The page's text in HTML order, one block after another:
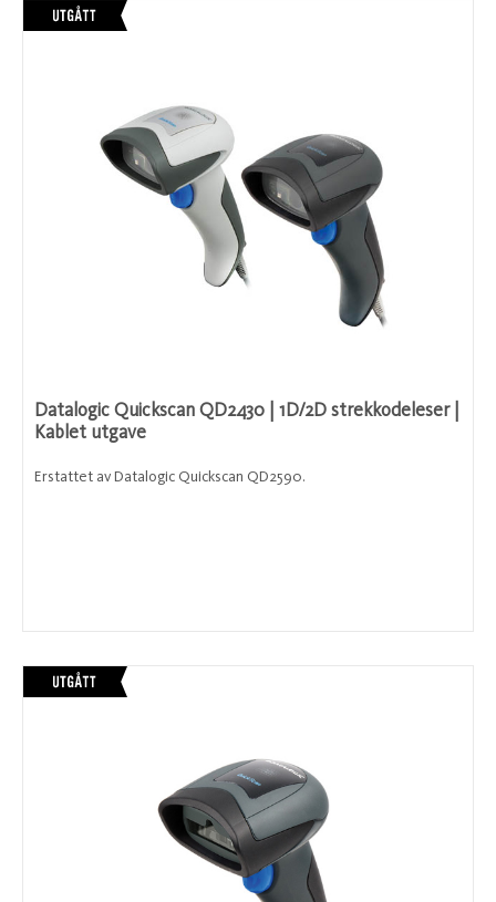
Datalogic Quickscan QD2430 | 1D/2D strekkodeleser |
Kablet utgave
Erstattet av Datalogic Quickscan QD2590.